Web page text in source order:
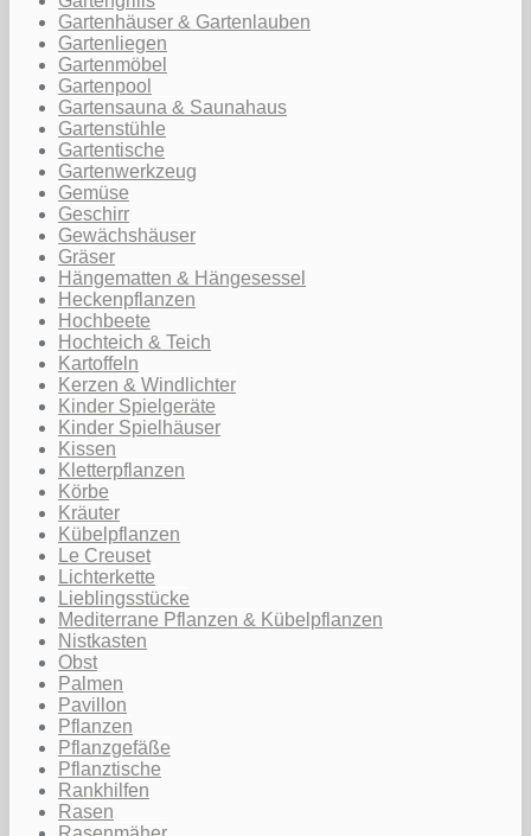
Gartenhäuser & Gartenlauben
Gartenliegen
Gartenmöbel
Gartenpool
Gartensauna & Saunahaus
Gartenstühle
Gartentische
Gartenwerkzeug
Gemüse
Geschirr
Gewächshäuser
Gräser
Hängematten & Hängesessel
Heckenpflanzen
Hochbeete
Hochteich & Teich
Kartoffeln
Kerzen & Windlichter
Kinder Spielgeräte
Kinder Spielhäuser
Kissen
Kletterpflanzen
Körbe
Kräuter
Kübelpflanzen
Le Creuset
Lichterkette
Lieblingsstücke
Mediterrane Pflanzen & Kübelpflanzen
Nistkasten
Obst
Palmen
Pavillon
Pflanzen
Pflanzgefäße
Pflanztische
Rankhilfen
Rasen